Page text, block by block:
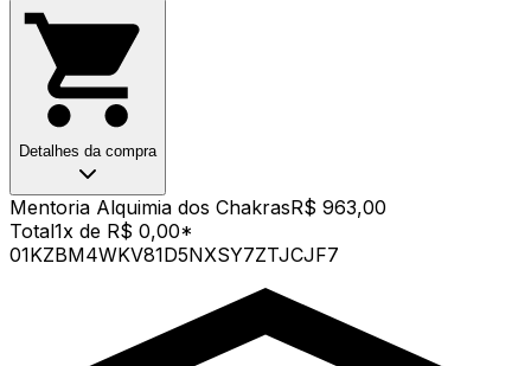
Detalhes da compra
Mentoria Alquimia dos ChakrasR$ 963,00
Total1x de R$ 0,00*
01KZBM4WKV81D5NXSY7ZTJCJF7